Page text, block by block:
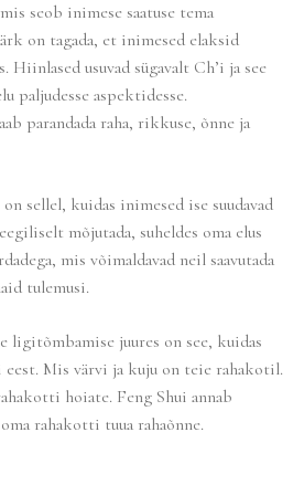
seob inimese saatuse tema
on tagada, et inimesed elaksid
Hiinlased usuvad sügavalt Ch’i ja see
paljudesse aspektidesse.
parandada raha, rikkuse, õnne ja
sellel, kuidas inimesed ise suudavad
mõjutada, suheldes oma elus
mis võimaldavad neil saavutada
tulemusi.
juures on see, kuidas
Mis värvi ja kuju on teie rahakotil.
hoiate. Feng Shui annab
rahakotti tuua rahaõnne.